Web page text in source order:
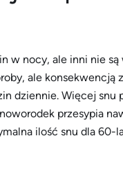
w nocy, ale inni nie
ale konsekwencją
dziennie. Więcej
przesypia
ilość snu dla 60-